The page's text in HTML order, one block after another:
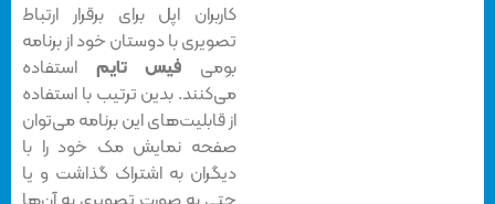
کاربران اپل برای برقرار ارتباط
تصویری با دوستان خود از برنامه
بومیفیس تایم استفاده
می‌کنند. بدین ترتیب با استفاده
از قابلیت‌های این برنامه می‌توان
صفحه نمایش مک خود را با
دیگران به اشتراک گذاشت و یا